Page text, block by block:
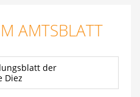
AMTSBLATT
der
Diez